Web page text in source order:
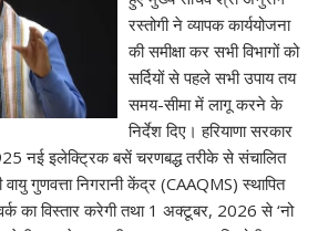
रस्तोगी ने व्यापक कार्ययोजना
की समीक्षा कर सभी विभागों को
सर्दियों से पहले सभी उपाय तय
समय-सीमा में लागू करने के
निर्देश दिए। हरियाणा सरकार
नई इलेक्ट्रिक बसें चरणबद्ध तरीके से संचालित
गुणवत्ता निगरानी केंद्र (CAAQMS) स्थापित
का विस्तार करेगी तथा 1 अक्टूबर, 2026 से ‘नो